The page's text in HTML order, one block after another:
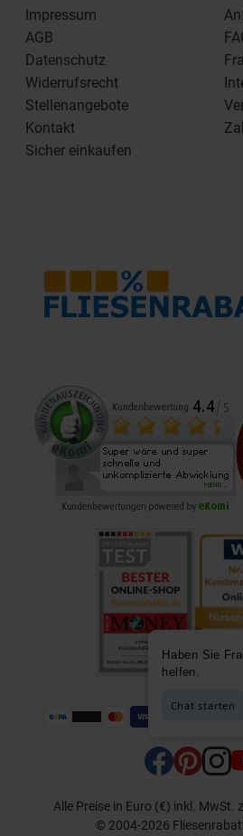
Impressum
AGB
Datenschutz
Widerrufsrecht
Stellenangebote
Kontakt
Sicher einkaufen
Alle Preise in Euro (€) inkl. MwSt.
© 2004-2026